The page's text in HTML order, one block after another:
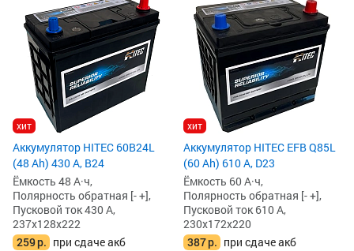
хит
Аккумулятор HITEC 60B24L
(48 Ah) 430 А, B24
Ёмкость 48 А·ч,
Полярность обратная [- +],
Пусковой ток 430 А,
237x128x222
259р. при сдаче акб
хит
Аккумулятор HITEC EFB Q85L
(60 Ah) 610 А, D23
Ёмкость 60 А·ч,
Полярность обратная [- +],
Пусковой ток 610 А,
230x172x220
387р. при сдаче акб